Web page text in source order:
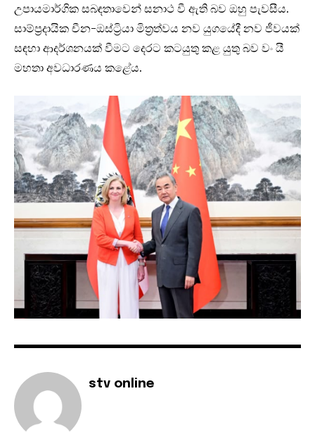
උපායමාර්ගික සබඳතාවෙන් සනාථ වී ඇති බව ඔහු පැවසීය.
සාම්ප්‍රදායික චීන-ඔස්ට්‍රියා මිත්‍රත්වය නව යුගයේදී නව ජීවයක්
සඳහා ආදර්ශනයක් වීමට දෙරට කටයුතු කළ යුතු බව වං යී
මහතා අවධාරණය කළේය.
stv online